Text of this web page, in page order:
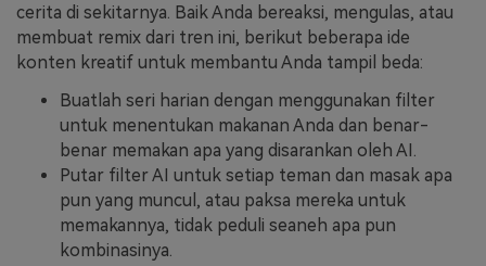
cerita di sekitarnya. Baik Anda bereaksi, mengulas, atau
membuat remix dari tren ini, berikut beberapa ide
konten kreatif untuk membantu Anda tampil beda:
Buatlah seri harian dengan menggunakan filter
untuk menentukan makanan Anda dan benar-
benar memakan apa yang disarankan oleh AI.
Putar filter AI untuk setiap teman dan masak apa
pun yang muncul, atau paksa mereka untuk
memakannya, tidak peduli seaneh apa pun
kombinasinya.